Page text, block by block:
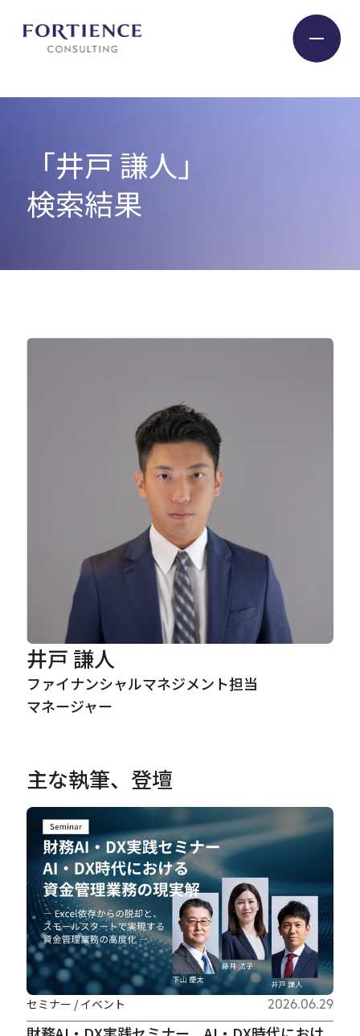
Service
EN
JP
サイト内検索
「井戸 謙人」
検索結果
井戸 謙人
ファイナンシャルマネジメント担当
マネージャー
主な執筆、登壇
セミナー / イベント 2026.06.29